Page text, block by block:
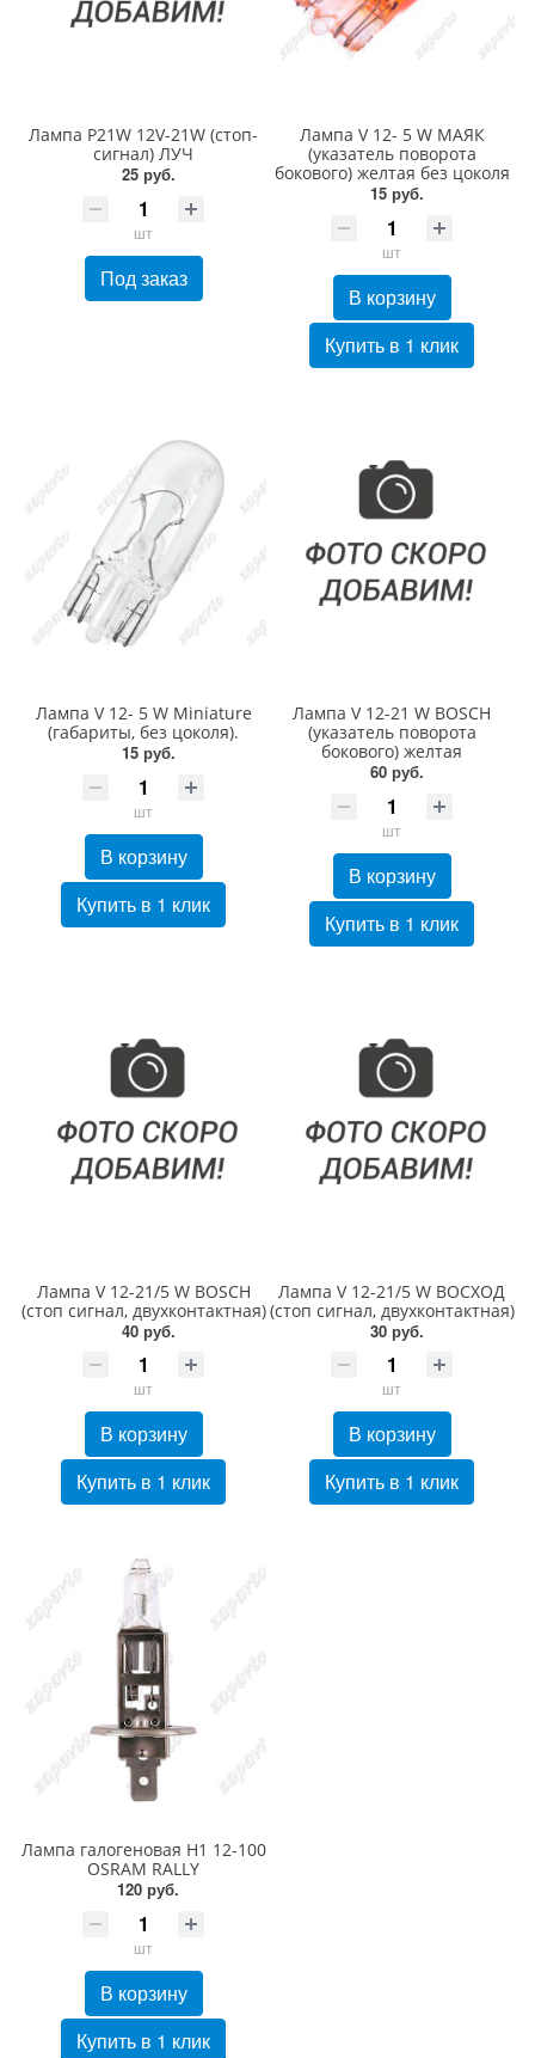
Лампа P21W 12V-21W (стоп-
сигнал) ЛУЧ
25 руб.
шт
Под заказ
Лампа V 12- 5 W МАЯК
(указатель поворота
бокового) желтая без цоколя
15 руб.
шт
В корзину
Купить в 1 клик
Лампа V 12- 5 W Miniature
(габариты, без цоколя).
15 руб.
шт
В корзину
Купить в 1 клик
Лампа V 12-21 W BOSCH
(указатель поворота
бокового) желтая
60 руб.
шт
В корзину
Купить в 1 клик
Лампа V 12-21/5 W BOSCH
(стоп сигнал, двухконтактная)
40 руб.
шт
В корзину
Купить в 1 клик
Лампа V 12-21/5 W ВОСХОД
(стоп сигнал, двухконтактная)
30 руб.
шт
В корзину
Купить в 1 клик
Лампа галогеновая H1 12-100
OSRAM RALLY
120 руб.
шт
В корзину
Купить в 1 клик